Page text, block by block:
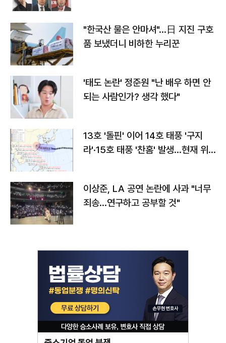
"한국산 물은 안마셔"…日 지진 구호
품 보냈더니 비하한 누리꾼
'태도 논란' 정준원 "난 배우 하면 안
되는 사람인가? 생각 했다"
13호 '돌핀' 이어 14호 태풍 '구지
라'·15호 태풍 '찬홈' 발생…현재 위
이상준, LA 공연 논란에 사과 "너무
죄송…연구하고 공부할 것"